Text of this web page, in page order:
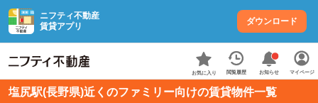
ニフティ不動産
賃貸アプリ
ダウンロード
お気に入り 閲覧履歴 お知らせ マイページ
塩尻駅(長野県)近くのファミリー向けの賃貸物件一覧